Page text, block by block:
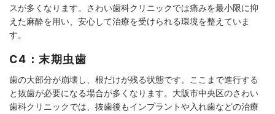
スが多くなります。さわい歯科クリニックでは痛みを最小限に抑
えた麻酔を用い、安心して治療を受けられる環境を整えていま
す。
C4：末期虫歯
歯の大部分が崩壊し、根だけが残る状態です。ここまで進行する
と抜歯が必要になる場合が多くなります。大阪市中央区のさわい
歯科クリニックでは、抜歯後もインプラントや入れ歯などの治療